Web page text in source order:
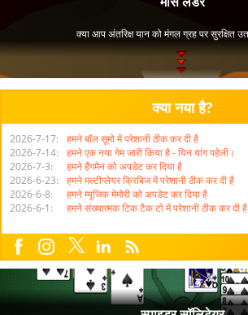
क्या नया है?
2026-7-17:
हमने बॉल सूमो में परेशानी ठीक कर दी है
2026-7-14:
हमने एक नया गेम जारी किया है - यिन यांग पहेली।
2026-7-3:
हमने हैंगमैन को अपडेट कर दिया है
2026-6-23:
हमने मल्टीप्लेयर क्रिबिज में परेशानी ठीक कर दी है
2026-6-8:
हमने म्यूजिक मेमोरी को अपडेट कर दिया है
2026-6-1:
हमने संख्यात्मक टिक टैक टो में परेशानी ठीक कर दी है
FacebookInstagram
X LinkedInRSS